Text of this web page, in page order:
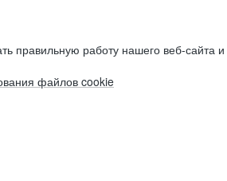
правильную работу нашего веб-сайта и
файлов cookie